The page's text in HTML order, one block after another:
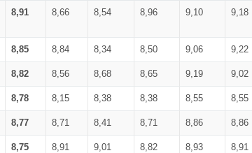
8,91 8,66 8,54 8,96 9,10 9,18
8,85 8,84 8,34 8,50 9,06 9,22
8,82 8,56 8,68 8,65 9,19 9,02
8,78 8,15 8,38 8,38 8,55 8,55
8,77 8,71 8,41 8,71 8,86 8,86
8,75 8,91 9,01 8,82 8,93 8,91